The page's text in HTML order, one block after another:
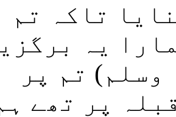
تاکہ تم
یہ
تم پر
پر تھے